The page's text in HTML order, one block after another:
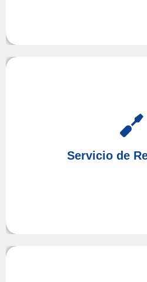
Servicio de
Cuando sus equipos
nosotros nos ocuparemos